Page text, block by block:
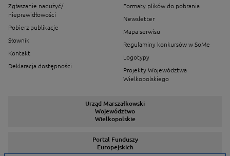
Zgłaszanie nadużyć/
nieprawidłowości
Pobierz publikacje
Słownik
Kontakt
Deklaracja dostępności
Formaty plików do pobrania
Newsletter
Mapa serwisu
Regulaminy konkursów w SoMe
Logotypy
Projekty Województwa
Wielkopolskiego
Urząd Marszałkowski
Województwo
Wielkopolskie
Portal Funduszy
Europejskich